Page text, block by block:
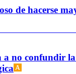
de hacerse
no confundir